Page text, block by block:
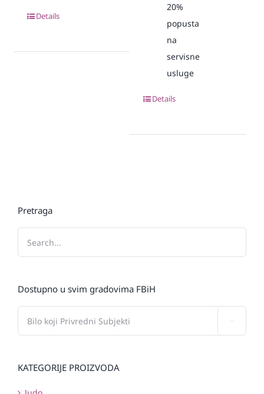
Details
20%
popusta
na
servisne
usluge
Details
Pretraga
Dostupno u svim gradovima FBiH
KATEGORIJE PROIZVODA